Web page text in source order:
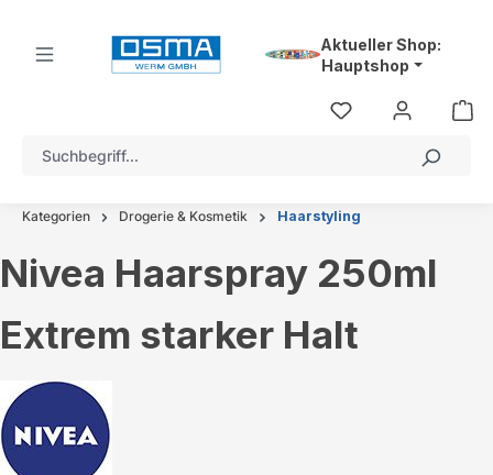
Aktueller Shop:
Hauptshop
Kategorien Drogerie & Kosmetik Haarstyling
Nivea Haarspray 250ml
Extrem starker Halt